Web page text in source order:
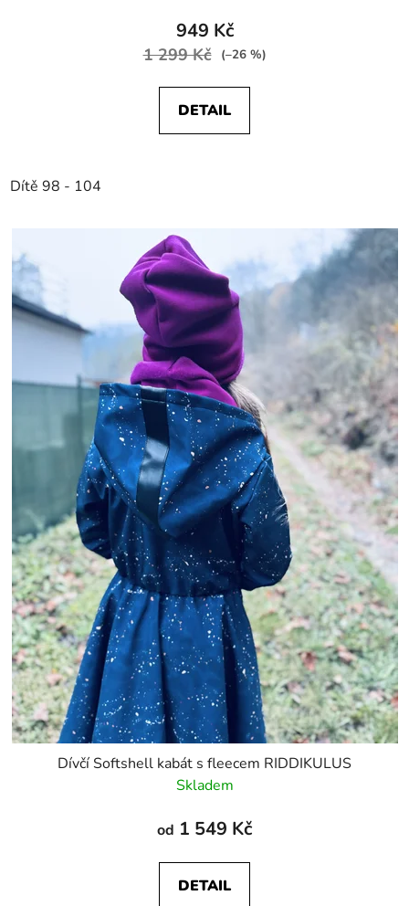
949 Kč
1 299 Kč (–26 %)
DETAIL
Dítě 98 - 104
Dívčí Softshell kabát s fleecem RIDDIKULUS
Skladem
od 1 549 Kč
DETAIL